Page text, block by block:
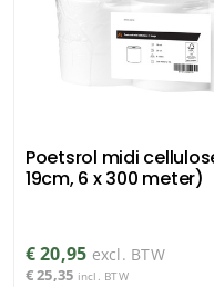
Poetsrol midi
19cm, 6 x 300 meter)
€20,95 excl. BTW
€25,35 incl. BTW